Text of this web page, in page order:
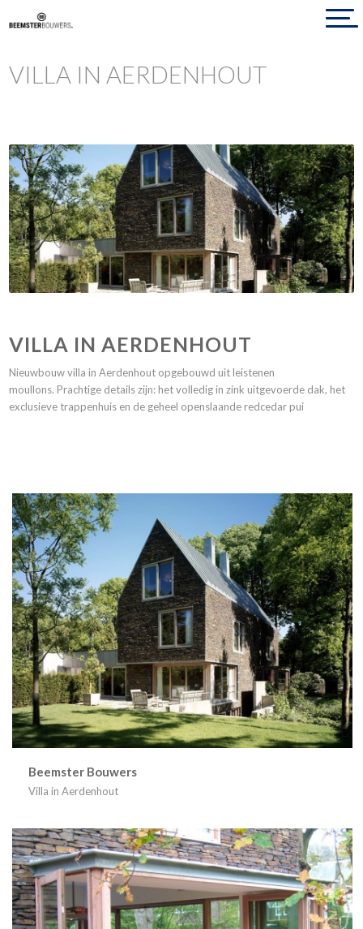
VILLA IN AERDENHOUT
VILLA IN AERDENHOUT
Nieuwbouw villa in Aerdenhout opgebouwd uit leistenen
moullons. Prachtige details zijn: het volledig in zink uitgevoerde dak, het
exclusieve trappenhuis en de geheel openslaande redcedar pui
Beemster Bouwers
Villa in Aerdenhout